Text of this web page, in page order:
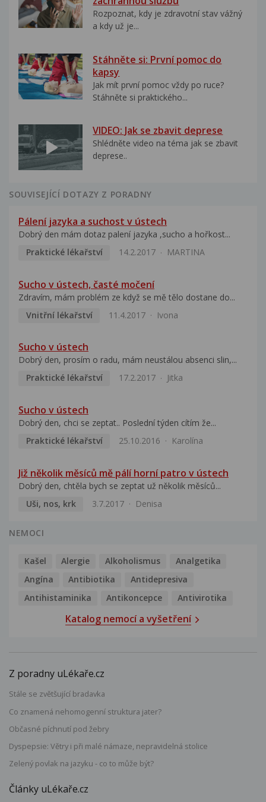
Rozpoznat, kdy je zdravotní stav vážný
a kdy už je...
Stáhněte si: První pomoc do
kapsy
Jak mít první pomoc vždy po ruce?
Stáhněte si praktického...
VIDEO: Jak se zbavit deprese
Shlédněte video na téma jak se zbavit
deprese..
SOUVISEJÍCÍ DOTAZY Z PORADNY
Pálení jazyka a suchost v ústech
Dobrý den mám dotaz palení jazyka ,sucho a hořkost...
Praktické lékařství
14.2.2017 MARTINA
Sucho v ústech, časté močení
Zdravím, mám problém ze když se mě tělo dostane do...
Vnitřní lékařství
11.4.2017 Ivona
Sucho v ústech
Dobrý den, prosím o radu, mám neustálou absenci slin,...
Praktické lékařství
17.2.2017 Jitka
Sucho v ústech
Dobrý den, chci se zeptat.. Poslední týden cítím že...
Praktické lékařství
25.10.2016 Karolína
Již několik měsíců mě pálí horní patro v ústech
Dobrý den, chtěla bych se zeptat už několik měsíců...
Uši, nos, krk
3.7.2017 Denisa
NEMOCI
Kašel Alergie Alkoholismus
Analgetika
Angína
Antibiotika
Antidepresiva
Antihistaminika
Antikoncepce Antivirotika
Katalog nemocí a vyšetření
Z poradny uLékaře.cz
Stále se zvětšující bradavka
Co znamená nehomogenní struktura jater?
Občasné píchnutí pod žebry
Dyspepsie: Větry i při malé námaze, nepravidelná stolice
Zelený povlak na jazyku - co to může být?
Články uLékaře.cz